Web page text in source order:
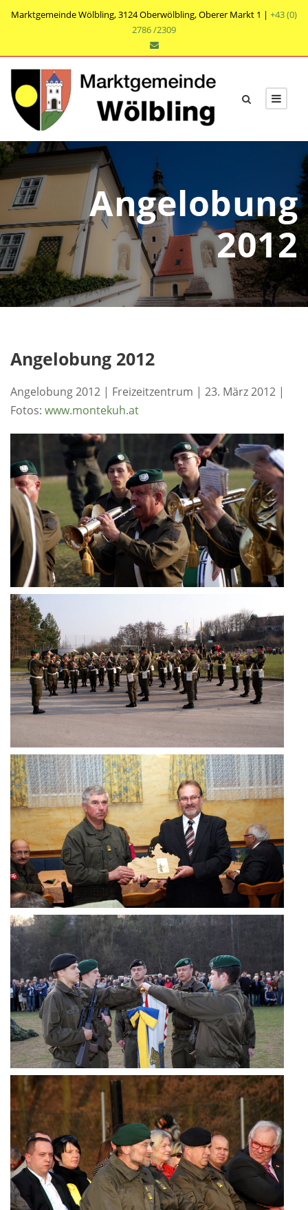
Marktgemeinde Wölbling, 3124 Oberwölbling, Oberer Markt 1 | +43 (0)
2786 /2309
Angelobung
2012
Angelobung 2012
Angelobung 2012 | Freizeitzentrum | 23. März 2012 |
Fotos: www.montekuh.at